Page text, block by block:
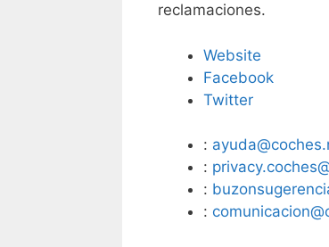
reclamaciones.
Website
Facebook
Twitter
:
:
:
: